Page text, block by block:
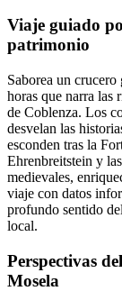
Viaje guiado
patrimonio
Saborea un crucero
horas que narra las
de Coblenza. Los
desvelan las
esconden tras la
Ehrenbreitstein y
medievales,
viaje con datos
profundo sentido
local.
Perspectivas
Mosela